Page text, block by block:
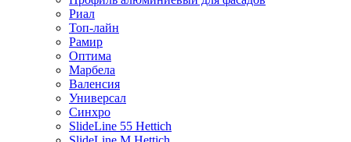
Риал
Топ-лайн
Рамир
Оптима
Марбела
Валенсия
Универсал
Синхро
SlideLine 55 Hettich